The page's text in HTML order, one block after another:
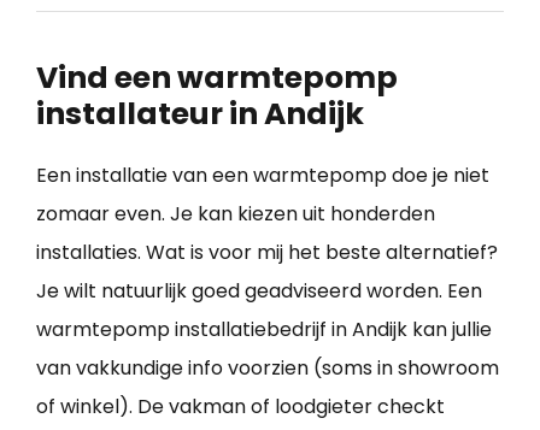
Vind een warmtepomp
installateur in Andijk
Een installatie van een warmtepomp doe je niet
zomaar even. Je kan kiezen uit honderden
installaties. Wat is voor mij het beste alternatief?
Je wilt natuurlijk goed geadviseerd worden. Een
warmtepomp installatiebedrijf in Andijk kan jullie
van vakkundige info voorzien (soms in showroom
of winkel). De vakman of loodgieter checkt